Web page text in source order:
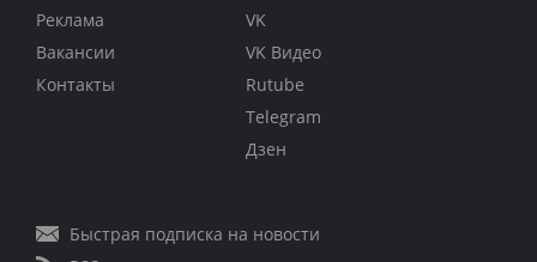
Реклама
Вакансии
Контакты
VK
VK Видео
Rutube
Telegram
Дзен
Быстрая подписка на новости